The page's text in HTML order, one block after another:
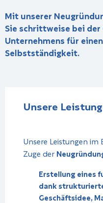
Mit unserer
Sie schrittweise bei der
Unternehmens für einen
Selbstständigkeit.
Unsere
Unsere Leistungen im
Zuge der
Erstellung eines
dank
Geschäftsidee,